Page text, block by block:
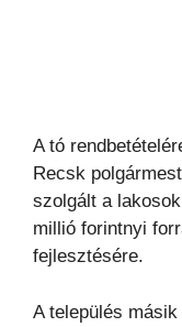
A tó
Recsk
szolgált a
millió forintnyi
fejlesztésére.
A település